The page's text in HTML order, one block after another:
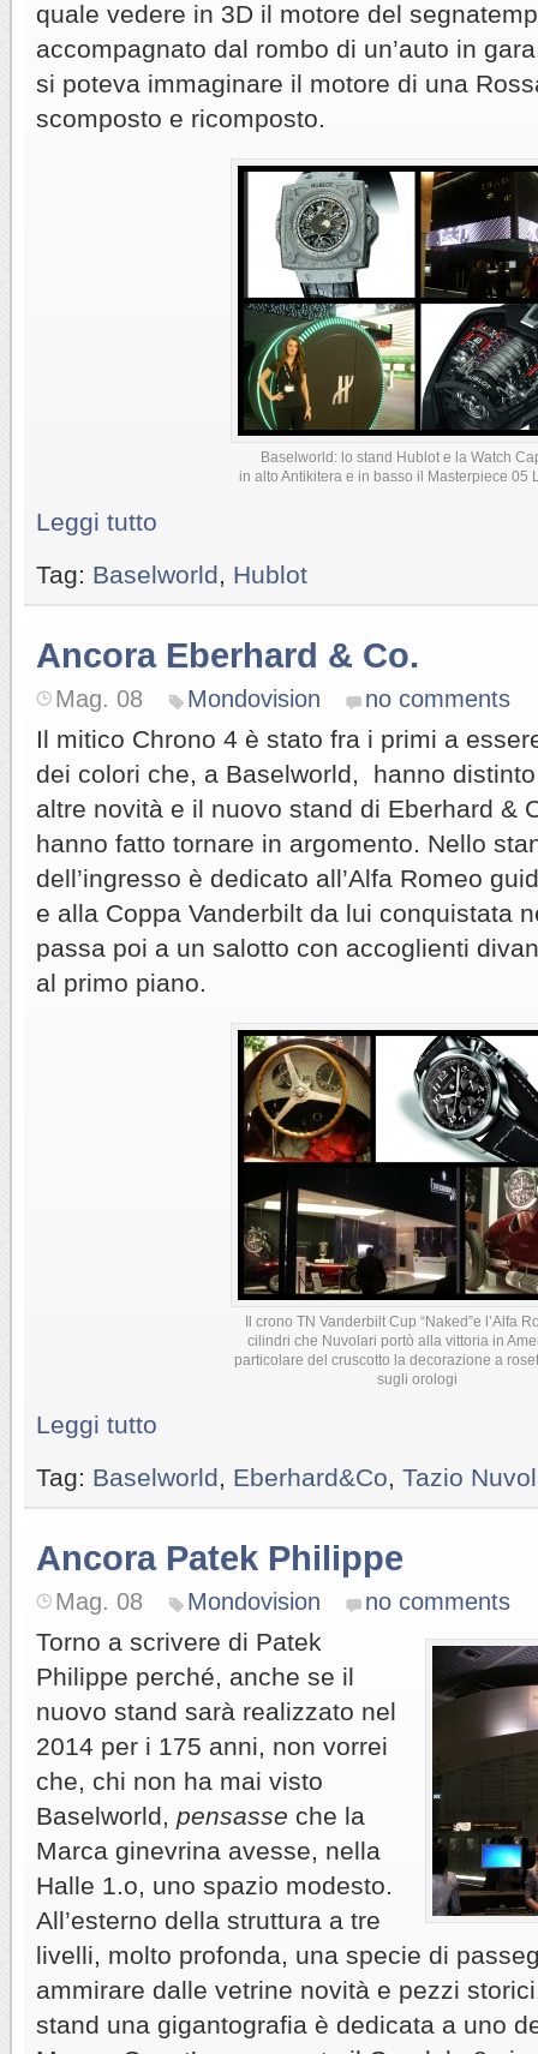
quale vedere in 3D il motore del
accompagnato dal rombo di un’auto in
si poteva immaginare il motore di una
scomposto e ricomposto.
Baselworld: lo stand Hublot e la Watch
in alto Antikitera e in basso il Masterpiece 05
Leggi tutto
Tag: Baselworld Hublot
Ancora Eberhard & Co.
Mag. 08 Mondovision no comments
Il mitico Chrono 4 è stato fra i primi a
dei colori che, a Baselworld, hanno
altre novità e il nuovo stand di Eberhard &
hanno fatto tornare in argomento. Nello
dell’ingresso è dedicato all’Alfa Romeo
e alla Coppa Vanderbilt da lui conquistata
passa poi a un salotto con accoglienti
al primo piano.
Il crono TN Vanderbilt Cup “Naked”e l’Alfa
cilindri che Nuvolari portò alla vittoria in
particolare del cruscotto la decorazione a
sugli orologi
Leggi tutto
Tag: Baselworld Eberhard&Co Tazio
Ancora Patek Philippe
Mag. 08 Mondovision no comments
Torno a scrivere di Patek
Philippe perché, anche se il
nuovo stand sarà realizzato nel
2014 per i 175 anni, non vorrei
che, chi non ha mai visto
Baselworld, pensasse che la
Marca ginevrina avesse, nella
Halle 1.o, uno spazio modesto.
All’esterno della struttura a tre
livelli, molto profonda, una specie di
ammirare dalle vetrine novità e pezzi
stand una gigantografia è dedicata a uno